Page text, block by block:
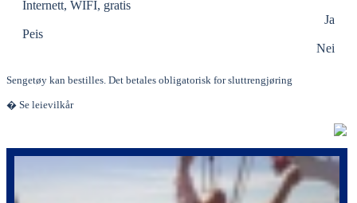
Internett, WIFI, gratis
Ja
Peis
Nei
Sengetøy kan bestilles. Det betales obligatorisk for sluttrengjøring
� Se leievilkår